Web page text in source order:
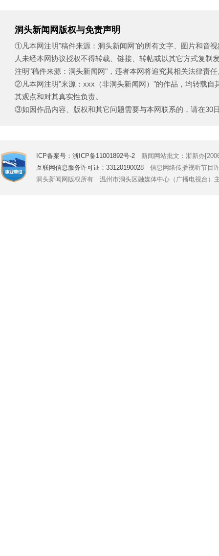
洞头新闻网版权与免责声明
①凡本网注明"稿件来源：洞头新闻网"的所有文字、图片和音
人未经本网协议授权不得转载、链接、转帖或以其它方式复
注明"稿件来源：洞头新闻网"，违者本网将追究其相关法律责任
②凡本网注明"来源：xxx（非洞头新闻网）"的作品，均转载自
其观点和对其真实性负责。
③如因作品内容、版权和其它问题需要与本网联系的，请在30
ICP备案号：浙ICP备11001892号-2 新闻网站批文：浙新办
互联网信息服务许可证：33120190028 信息网络传播视听节目
洞头新闻网版权所有 温州市洞头区融媒体中心（广播电视台）